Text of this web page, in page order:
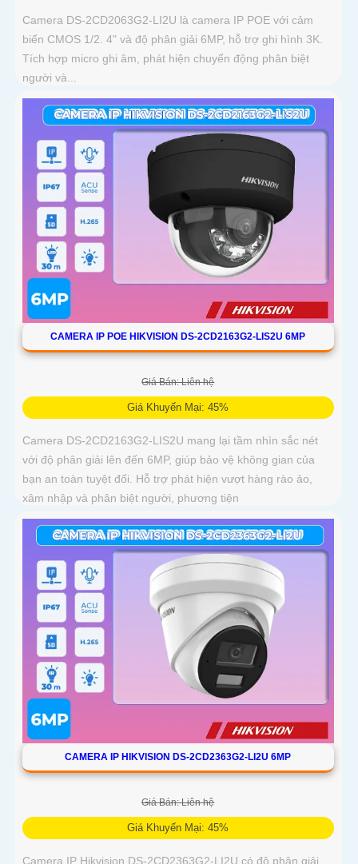
Camera DS-2CD2063G2-LI2U là camera IP POE với cảm
biến CMOS 1/2. 4" và độ phân giải 6MP, hỗ trợ ghi hình 3K.
Tích hợp micro ghi âm, phát hiện chuyển động phân biệt
người và...
CAMERA IP POE HIKVISION DS-2CD2163G2-LIS2U 6MP
Giá Bán: Liên hệ
Giá Khuyến Mại: 45%
Camera DS-2CD2163G2-LIS2U mang lại tầm nhìn sắc nét
với độ phân giải lên đến 6MP, giúp bảo vệ không gian của
bạn an toàn tuyệt đối. Hỗ trợ phát hiện vượt hàng rào ảo,
xâm nhập và phân biệt người, phương tiện
CAMERA IP HIKVISION DS-2CD2363G2-LI2U 6MP
Giá Bán: Liên hệ
Giá Khuyến Mại: 45%
Camera IP Hikvision DS-2CD2363G2-LI2U có độ phân giải